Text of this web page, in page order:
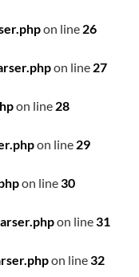
on line 26
on line 27
on line 28
on line 29
on line30
on line31
on line32